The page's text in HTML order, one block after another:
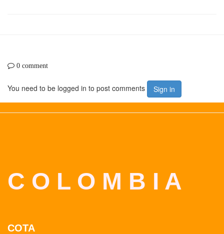
0 comment
You need to be logged in to post comments Sign in
C O L O M B I A
COTA